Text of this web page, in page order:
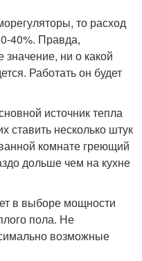
то расход
40%. Правда,
ни о какой
Работать он будет
источник тепла
ставить несколько штук
комнате греющий
дольше чем на кухне
в выборе мощности
пола. Не
возможные